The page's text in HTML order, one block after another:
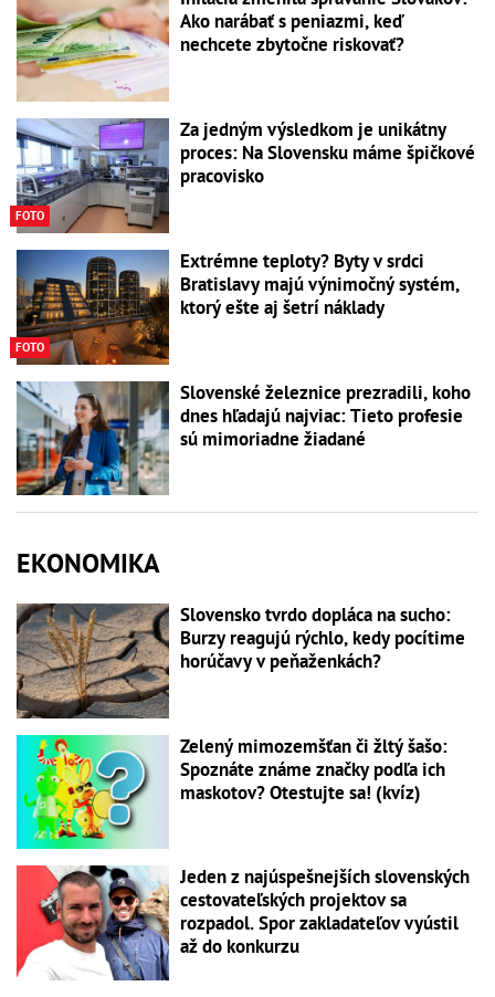
Ako narábať s peniazmi, keď
nechcete zbytočne riskovať?
FOTO
Za jedným výsledkom je unikátny
proces: Na Slovensku máme špičkové
pracovisko
FOTO
Extrémne teploty? Byty v srdci
Bratislavy majú výnimočný systém,
ktorý ešte aj šetrí náklady
Slovenské železnice prezradili, koho
dnes hľadajú najviac: Tieto profesie
sú mimoriadne žiadané
EKONOMIKA
Slovensko tvrdo dopláca na sucho:
Burzy reagujú rýchlo, kedy pocítime
horúčavy v peňaženkách?
Zelený mimozemšťan či žltý šašo:
Spoznáte známe značky podľa ich
maskotov? Otestujte sa! (kvíz)
Jeden z najúspešnejších slovenských
cestovateľských projektov sa
rozpadol. Spor zakladateľov vyústil
až do konkurzu